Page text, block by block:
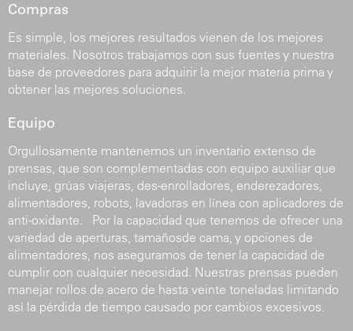
Compras
Es simple, los mejores resultados vienen de los mejores
materiales. Nosotros trabajamos con sus fuentes y nuestra
base de proveedores para adquirir la mejor materia prima y
obtener las mejores soluciones.
Equipo
Orgullosamente mantenemos un inventario extenso de
prensas, que son complementadas con equipo auxiliar que
incluye, grúas viajeras, des-enrolladores, enderezadores,
alimentadores, robots, lavadoras en línea con aplicadores de
anti-oxidante. Por la capacidad que tenemos de ofrecer una
variedad de aperturas, tamañosde cama, y opciones de
alimentadores, nos aseguramos de tener la capacidad de
cumplir con cualquier necesidad. Nuestras prensas pueden
manejar rollos de acero de hasta veinte toneladas limitando
así la pérdida de tiempo causado por cambios excesivos.